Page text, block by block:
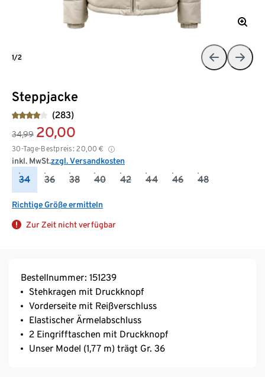
Steppjacke
(283)
34,99 20,00
30-Tage-Bestpreis: 20,00 €
inkl. MwSt.zzgl. Versandkosten
34 36 38 40 42 44 46 48
Richtige Größe ermitteln
Zur Zeit nicht verfügbar
1/2
Bestellnummer: 151239
Stehkragen mit Druckknopf
Vorderseite mit Reißverschluss
Elastischer Ärmelabschluss
2 Eingrifftaschen mit Druckknopf
Unser Model (1,77 m) trägt Gr. 36